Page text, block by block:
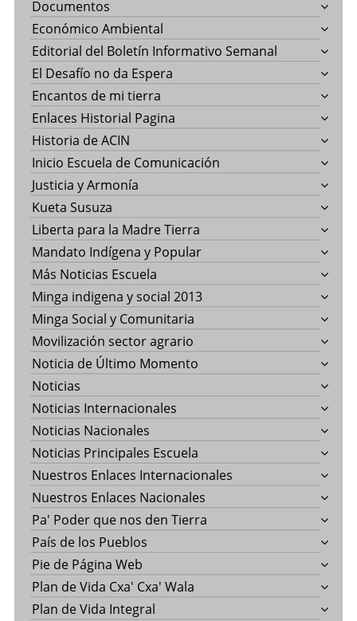
Documentos
Económico Ambiental
Editorial del Boletín Informativo Semanal
El Desafío no da Espera
Encantos de mi tierra
Enlaces Historial Pagina
Historia de ACIN
Inicio Escuela de Comunicación
Justicia y Armonía
Kueta Susuza
Liberta para la Madre Tierra
Mandato Indígena y Popular
Más Noticias Escuela
Minga indigena y social 2013
Minga Social y Comunitaria
Movilización sector agrario
Noticia de Último Momento
Noticias
Noticias Internacionales
Noticias Nacionales
Noticias Principales Escuela
Nuestros Enlaces Internacionales
Nuestros Enlaces Nacionales
Pa' Poder que nos den Tierra
País de los Pueblos
Pie de Página Web
Plan de Vida Cxa' Cxa' Wala
Plan de Vida Integral